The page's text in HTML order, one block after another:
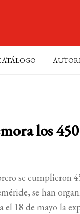
los
se
se han
el 18 de mayo la